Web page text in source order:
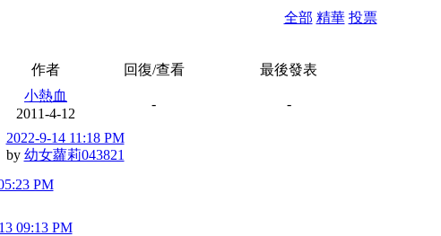
全部 精華 投票
作者 回復/查看 最後發表
小熱血
2011-4-12
- -
2022-9-14 11:18 PM
by 幼女蘿莉043821
PM
09:13 PM